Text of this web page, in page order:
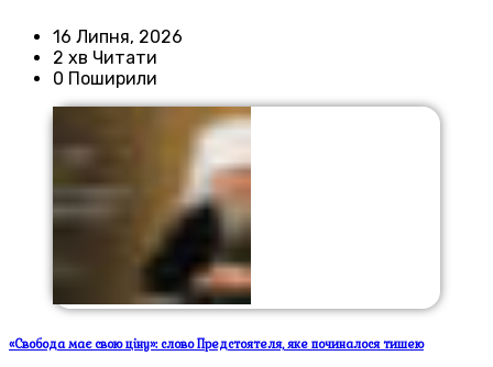
16 Липня, 2026
2 хв Читати
0 Поширили
«Свобода має свою ціну»: слово Предстоятеля, яке починалося тишею